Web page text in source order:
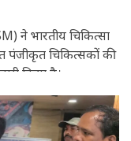
ने भारतीय चिकित्सा
पंजीकृत चिकित्सकों की
किया है।